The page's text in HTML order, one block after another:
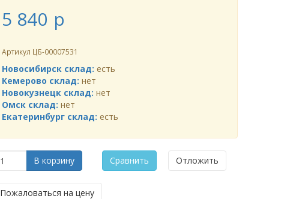
5 840 p
Артикул ЦБ-00007531
Новосибирск склад: есть
Кемерово склад: нет
Новокузнецк склад: нет
Омск склад: нет
Екатеринбург склад: есть
В корзину Сравнить Отложить
Пожаловаться на цену